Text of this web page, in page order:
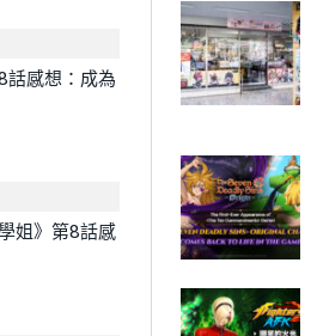
話感想：成為
姐》第8話感